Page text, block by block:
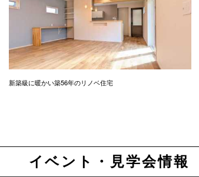
新築級に暖かい築56年のリノベ住宅
イベント・見学会情報